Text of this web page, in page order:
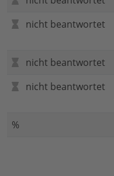
nicht beantwortet
nicht beantwortet
nicht beantwortet
%